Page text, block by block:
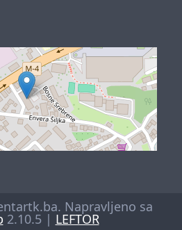
Napravljeno sa
2.10.5 | LEFTOR